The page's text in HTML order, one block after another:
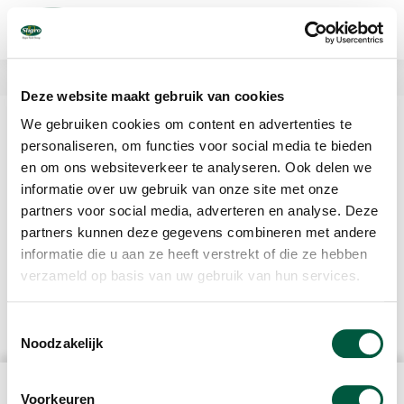
Deze website maakt gebruik van cookies
We gebruiken cookies om content en advertenties te
personaliseren, om functies voor social media te bieden
en om ons websiteverkeer te analyseren. Ook delen we
informatie over uw gebruik van onze site met onze
partners voor social media, adverteren en analyse. Deze
partners kunnen deze gegevens combineren met andere
informatie die u aan ze heeft verstrekt of die ze hebben
verzameld op basis van uw gebruik van hun services.
Noodzakelijk
Voorkeuren
main
content
Halfjaarcijfers 2024
Omzet in afzetmarkten onder druk,
plannen op koers.
De omzet van de Groep over het eerste halfjaar 2024 bedroeg €
1.393 miljoen, een afname van 0,7% ten opzichte van het eerste
halfjaar van 2023. Desondanks bleef onze ebitda met € 55
miljoen gelijk aan vorig jaar en nam het bedrijfsresultaat met €
Lees hier het volledige persbericht >>>